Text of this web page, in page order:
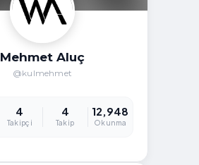
Mehmet Aluç
@kulmehmet
4
Takipçi
4
Takip
12,948
Okunma